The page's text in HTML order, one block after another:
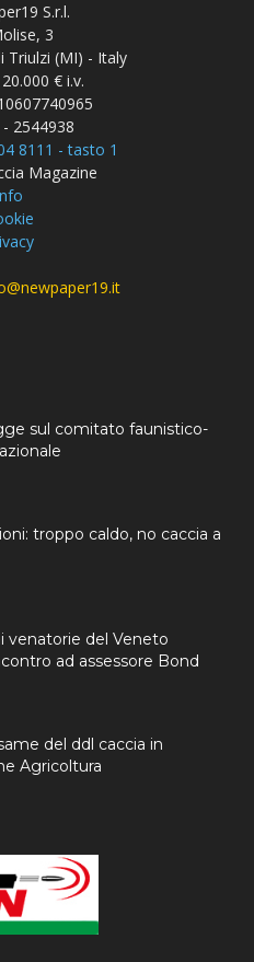
S.r.l.
3
Triulzi (MI) - Italy
€ i.v.
- 2544938
8111 - tasto 1
Magazine
sul comitato faunistico-
troppo caldo, no caccia a
venatorie del Veneto
ad assessore Bond
del ddl caccia in
Agricoltura